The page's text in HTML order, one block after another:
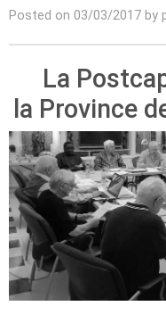
Posted on 03/03/2017 by
La
la Province